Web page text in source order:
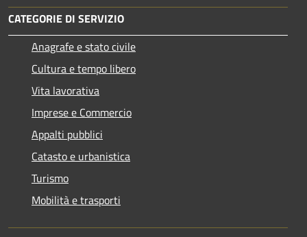
CATEGORIE DI SERVIZIO
Anagrafe e stato civile
Cultura e tempo libero
Vita lavorativa
Imprese e Commercio
Appalti pubblici
Catasto e urbanistica
Turismo
Mobilità e trasporti